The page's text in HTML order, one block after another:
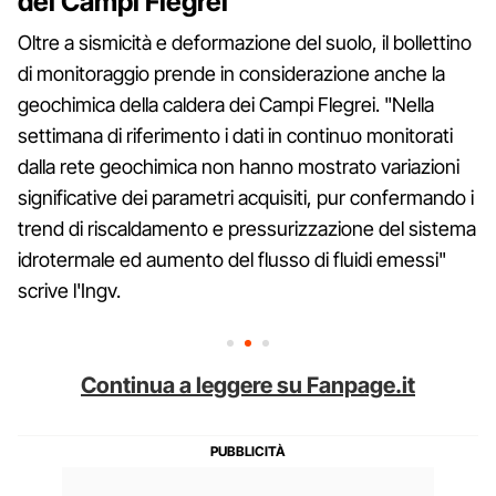
Oltre a sismicità e deformazione del suolo, il bollettino
di monitoraggio prende in considerazione anche la
geochimica della caldera dei Campi Flegrei. "Nella
settimana di riferimento i dati in continuo monitorati
dalla rete geochimica non hanno mostrato variazioni
significative dei parametri acquisiti, pur confermando i
trend di riscaldamento e pressurizzazione del sistema
idrotermale ed aumento del flusso di fluidi emessi"
scrive l'Ingv.
Continua a leggere su Fanpage.it